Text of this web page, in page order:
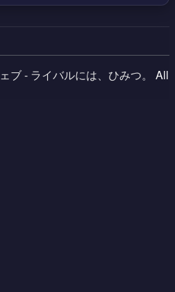
ブ - ライバルには、ひみつ。
All